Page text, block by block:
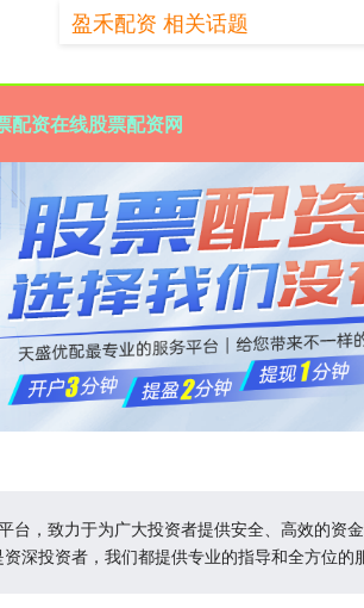
配资在线股票配资网
台，致力于为广大投资者提供安全、高效的
深投资者，我们都提供专业的指导和全方位
盈禾配资 相关话题